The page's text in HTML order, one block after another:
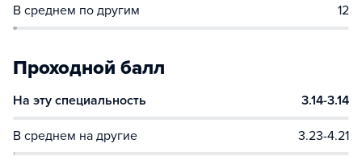
В среднем по другим 12
Проходной балл
На эту специальность 3.14-3.14
В среднем на другие 3.23-4.21